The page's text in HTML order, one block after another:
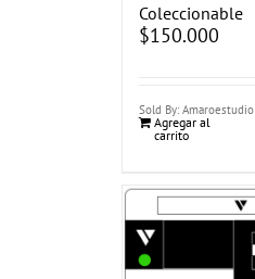
Coleccionable
$150.000
Sold By: Amaroestudio
Agregar al
carrito